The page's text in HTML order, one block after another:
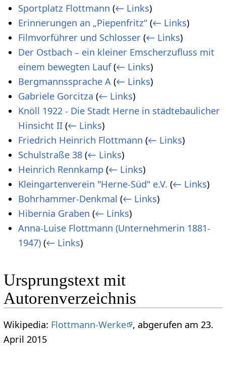
Sportplatz Flottmann (← Links)
Erinnerungen an „Piepenfritz“ (← Links)
Filmvorführer und Schlosser (← Links)
Der Ostbach – ein kleiner Emscherzufluss mit
einem bewegten Lauf (← Links)
Bergmannssprache A (← Links)
Gabriele Gorcitza (← Links)
Knöll 1922 - Die Stadt Herne in städtebaulicher
Hinsicht II (← Links)
Friedrich Heinrich Flottmann (← Links)
Schulstraße 38 (← Links)
Heinrich Rennkamp (← Links)
Kleingartenverein "Herne-Süd" e.V. (← Links)
Bohrhammer-Denkmal (← Links)
Hibernia Graben (← Links)
Anna-Luise Flottmann (Unternehmerin 1881-
1947) (← Links)
Ursprungstext mit
Autorenverzeichnis
Wikipedia: Flottmann-Werke , abgerufen am 23.
April 2015